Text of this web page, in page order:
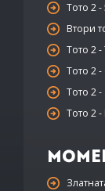
Тото 2 -
Втори
Тото 2
Тото 2 -
Тото 2
Тото 2